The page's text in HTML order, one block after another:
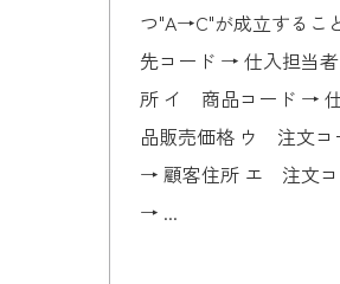
つ"A→C"が成立する
先コード → 仕入担当
所 イ 商品コード →
品販売価格 ウ 注文
→ 顧客住所 エ 注文
→ ...